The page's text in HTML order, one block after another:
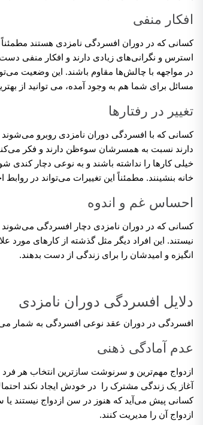
افکار منفی
کسانی که در دوران افسردگی نامزدی هستند مطمئناً
استرس و نگرانی‌های زیادی دارند و افکار منفی
در مواجهه با چالش‌ها مقاوم باشند. این وضعیت
مسائل برای شما هم به وجود آمده، می توانید از
تغییر در رفتارها
کسانی که با افسردگی دوران نامزدی روبرو می‌شوند
دارند نسبت به همسرشان سوءظن دارند و فکر
خیلی کارها را نداشته باشند و به نوعی دچار کندی
خانه بنشینند. مطمئناً این تغییرات می‌تواند در
احساس غم و اندوه
کسانی که در دوران نامزدی دچار افسردگی
نیستند. این افراد دیگر مثل گذشته از کارهای
انگیزه و امیدشان را برای زندگی از دست بدهند.
دلایل افسردگی دوران نامزدی
افسردگی در دوران عقد نوعی افسردگی به شمار
عدم آمادگی ذهنی
ازدواج مهم‌ترین و سرنوشت سازترین انتخاب هر فرد
آغاز یک زندگی مشترک را در خودش ایجاد نکند
کسانی پیش می‌آید که هنوز در سن ازدواج نیستند
ازدواج آن را مدیریت کنند.